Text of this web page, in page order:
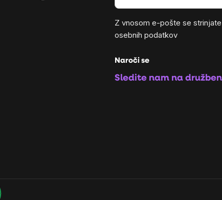
Z vnosom e-pošte se
osebnih podatkov
Naroči se
Sledite nam na